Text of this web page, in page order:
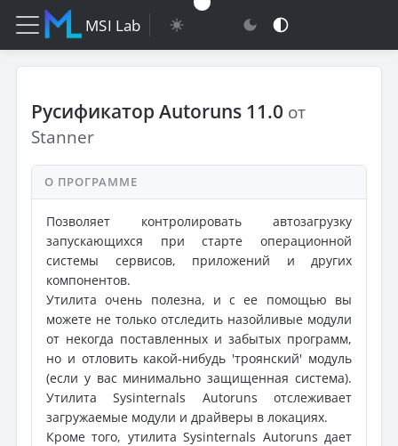
MSI Lab
Русификатор Autoruns 11.0 от
Stanner
О ПРОГРАММЕ
Позволяет контролировать автозагрузку
запускающихся при старте операционной
системы сервисов, приложений и других
компонентов.
Утилита очень полезна, и с ее помощью вы
можете не только отследить назойливые модули
от некогда поставленных и забытых программ,
но и отловить какой-нибудь 'троянский' модуль
(если у вас минимально защищенная система).
Утилита Sysinternals Autoruns отслеживает
загружаемые модули и драйверы в локациях.
Кроме того, утилита Sysinternals Autoruns дает